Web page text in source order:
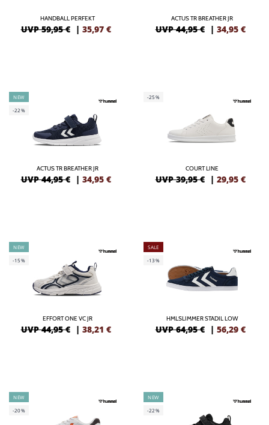
HANDBALL PERFEKT
UVP 59,95 € | 35,97 €
ACTUS TR BREATHER JR
UVP 44,95 € | 34,95 €
NEW
-22%
ACTUS TR BREATHER JR
UVP 44,95 € | 34,95 €
-25%
COURT LINE
UVP 39,95 € | 29,95 €
NEW
-15%
EFFORT ONE VC JR
UVP 44,95 € | 38,21 €
SALE
-13%
HMLSLIMMER STADIL LOW
UVP 64,95 € | 56,29 €
NEW
-20%
NEW
-22%